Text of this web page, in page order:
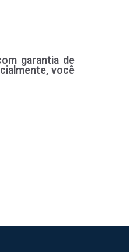
garantia de
você